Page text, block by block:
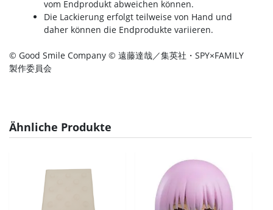
vom Endprodukt abweichen können.
Die Lackierung erfolgt teilweise von Hand und
daher können die Endprodukte variieren.
© Good Smile Company © 遠藤達哉／集英社・SPY×FAMILY
製作委員会
Ähnliche Produkte